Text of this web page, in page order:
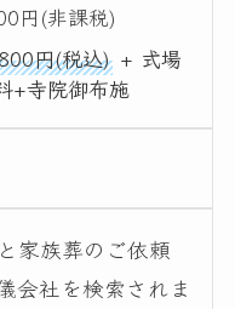
円(非課税)
円(税込)+ 式場
+寺院御布施
家族葬のご依頼
会社を検索されま